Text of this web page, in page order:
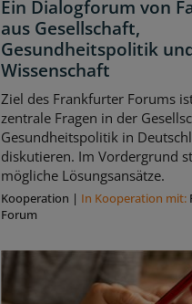
Ein Dialogforum von
aus Gesellschaft,
Gesundheitspolitik
Wissenschaft
Ziel des Frankfurter Forums
zentrale Fragen in der
Gesundheitspolitik in
diskutieren. Im Vordergrund
mögliche Lösungsansätze.
Kooperation | In Kooperation mit:
Forum